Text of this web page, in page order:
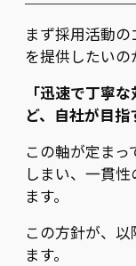
まず採用活動
を提供したいの
「迅速で丁寧
ど、自社が目
この軸が定ま
しまい、一貫
ます。
この方針が、
ます。